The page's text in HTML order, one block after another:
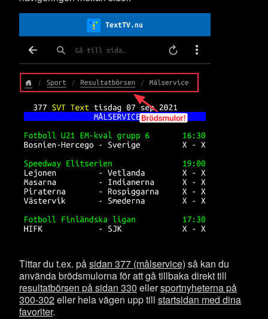
Tittar du t.ex. påsidan 377 (målservice) så kan du
använda brödsmulorna för att gå tillbaka direkt till
resultatbörsen på sidan 330 ellersportnyheterna på
300-302eller hela vägen upp till startsidan med dina
favoriter.